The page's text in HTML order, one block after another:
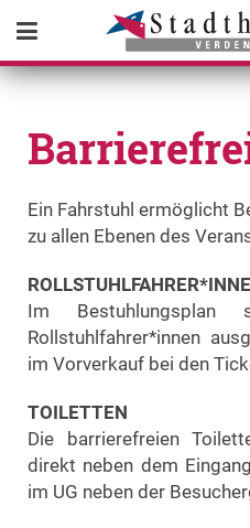
Ein Fahrstuhl ermöglicht
zu allen Ebenen des
Im
Rollstuhlfahrer*innen
im Vorverkauf bei den
TOILETTEN
Die barrierefreien
direkt neben dem
im UG neben der